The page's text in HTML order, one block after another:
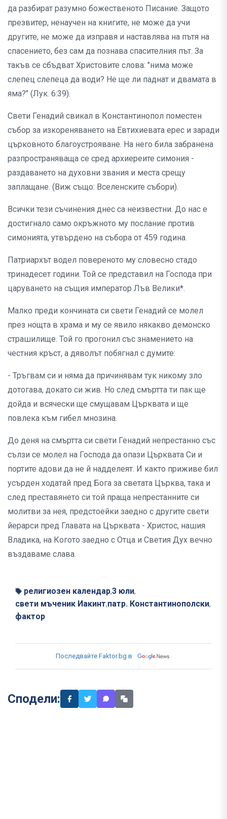
да разбират разумно божественото Писание. Защото
презвитер, ненаучен на книгите, не може да учи
другите, не може да изправя и наставлява на пътя на
спасението, без сам да познава спасителния път. За
такъв се сбъдват Христовите слова: "нима може
слепец слепеца да води? Не ще ли паднат и двамата в
яма?" (Лук. 6:39).
Свети Генадий свикал в Константинопол поместен
събор за изкореняването на Евтихиевата ерес и заради
църковното благоустрояване. На него била забранена
разпространяваща се сред архиереите симония -
раздаването на духовни звания и места срещу
заплащане. (Виж също: Вселенските събори).
Всички тези съчинения днес са неизвестни. До нас е
достигнало само окръжното му послание против
симонията, утвърдено на събора от 459 година.
Патриархът водел повереното му словесно стадо
тринадесет години. Той се представил на Господа при
царуването на същия император Лъв Велики*.
Малко преди кончината си свети Генадий се молел
през нощта в храма и му се явило някакво демонско
страшилище. Той го прогонил със знамението на
честния кръст, а дяволът побягнал с думите:
- Тръгвам си и няма да причинявам тук никому зло
дотогава, докато си жив. Но след смъртта ти пак ще
дойда и всячески ще смущавам Църквата и ще
повлека към гибел мнозина.
До деня на смъртта си свети Генадий непрестанно със
сълзи се молел на Господа да опази Църквата Си и
портите адови да не й надделеят. И както приживе бил
усърден ходатай пред Бога за светата Църква, така и
след преставянето си той праща непрестанните си
молитви за нея, предстоейки заедно с другите свети
йерарси пред Главата на Църквата - Христос, нашия
Владика, на Когото заедно с Отца и Светия Дух вечно
въздаваме слава.
религиозен календар,3 юли,
свети мъченик Иакинт,патр. Константинополски,
фактор
Последвайте Faktor.bg в
Сподели: